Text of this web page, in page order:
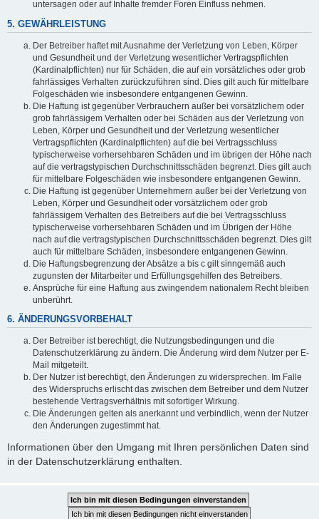
untersagen oder auf Inhalte fremder Foren Einfluss nehmen.
5. GEWÄHRLEISTUNG
Der Betreiber haftet mit Ausnahme der Verletzung von Leben, Körper
und Gesundheit und der Verletzung wesentlicher Vertragspflichten
(Kardinalpflichten) nur für Schäden, die auf ein vorsätzliches oder grob
fahrlässiges Verhalten zurückzuführen sind. Dies gilt auch für mittelbare
Folgeschäden wie insbesondere entgangenen Gewinn.
Die Haftung ist gegenüber Verbrauchern außer bei vorsätzlichem oder
grob fahrlässigem Verhalten oder bei Schäden aus der Verletzung von
Leben, Körper und Gesundheit und der Verletzung wesentlicher
Vertragspflichten (Kardinalpflichten) auf die bei Vertragsschluss
typischerweise vorhersehbaren Schäden und im übrigen der Höhe nach
auf die vertragstypischen Durchschnittsschäden begrenzt. Dies gilt auch
für mittelbare Folgeschäden wie insbesondere entgangenen Gewinn.
Die Haftung ist gegenüber Unternehmern außer bei der Verletzung von
Leben, Körper und Gesundheit oder vorsätzlichem oder grob
fahrlässigem Verhalten des Betreibers auf die bei Vertragsschluss
typischerweise vorhersehbaren Schäden und im Übrigen der Höhe
nach auf die vertragstypischen Durchschnittsschäden begrenzt. Dies gilt
auch für mittelbare Schäden, insbesondere entgangenen Gewinn.
Die Haftungsbegrenzung der Absätze a bis c gilt sinngemäß auch
zugunsten der Mitarbeiter und Erfüllungsgehilfen des Betreibers.
Ansprüche für eine Haftung aus zwingendem nationalem Recht bleiben
unberührt.
6. ÄNDERUNGSVORBEHALT
Der Betreiber ist berechtigt, die Nutzungsbedingungen und die
Datenschutzerklärung zu ändern. Die Änderung wird dem Nutzer per E-
Mail mitgeteilt.
Der Nutzer ist berechtigt, den Änderungen zu widersprechen. Im Falle
des Widerspruchs erlischt das zwischen dem Betreiber und dem Nutzer
bestehende Vertragsverhältnis mit sofortiger Wirkung.
Die Änderungen gelten als anerkannt und verbindlich, wenn der Nutzer
den Änderungen zugestimmt hat.
Informationen über den Umgang mit Ihren persönlichen Daten sind
in der Datenschutzerklärung enthalten.